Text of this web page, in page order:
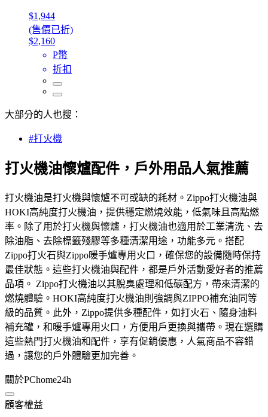
$1,944
(售價已折)
$2,160
P幣
折扣
大部分的人也搜：
#打火機
打火機油懷爐配件，戶外用品人氣推薦
打火機油是打火機與懷爐不可或缺的耗材。Zippo打火機油與
HOKI高純度打火機油，提供穩定燃燒效能，低氣味且高點燃
率。除了用於打火機與懷爐，打火機油也適用於工業清洗、去
除油脂、去除標籤殘膠等多種清潔用途，功能多元。搭配
Zippo打火石與Zippo暖手爐專用火口，確保您的設備隨時保持
最佳狀態。這些打火機油與配件，都是戶外活動愛好者的推薦
品項。 Zippo打火機油以其脫臭處理和低碳配方，帶來清潔的
燃燒體驗。HOKI高純度打火機油則強調與ZIPPO補充油同等
級的品質。此外，Zippo提供多種配件，如打火石、隨身油料
補充罐，和暖手爐專用火口，方便用戶更換與攜帶。現在選購
這些熱門打火機油和配件，享有促銷優惠，人氣商品不容錯
過，讓您的戶外體驗更加完善。
關於PChome24h
顧客權益